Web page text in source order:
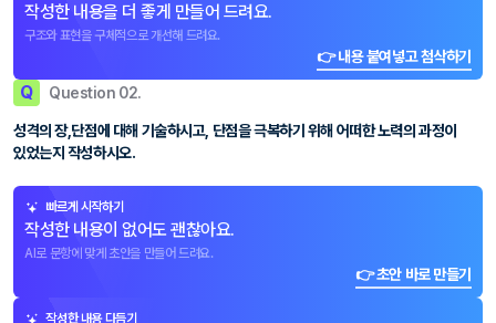
작성한 내용을 더 좋게 만들어 드려요.
구조와 표현을 구체적으로 개선해 드려요.
👉 내용 붙여넣고 첨삭하기
Q Question 02.
성격의 장,단점에 대해 기술하시고, 단점을 극복하기 위해 어떠한 노력의 과정이
있었는지 작성하시오.
빠르게 시작하기
작성한 내용이 없어도 괜찮아요.
AI로 문항에 맞게 초안을 만들어 드려요.
👉 초안 바로 만들기
작성한 내용 다듬기